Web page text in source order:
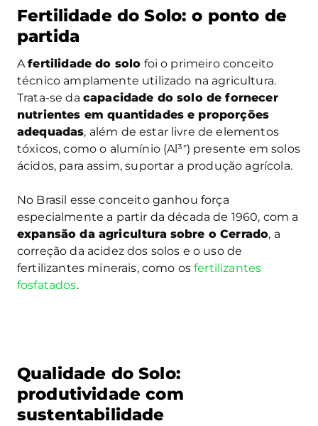
Fertilidade do Solo: o ponto de
partida
Afertilidade do solo foi o primeiro conceito
técnico amplamente utilizado na agricultura.
Trata-se da capacidade do solo de fornecer
nutrientes em quantidades e proporções
adequadas, além de estar livre de elementos
tóxicos, como o alumínio (Al³⁺) presente em solos
ácidos, para assim, suportar a produção agrícola.
No Brasil esse conceito ganhou força
especialmente a partir da década de 1960, com a
expansão da agricultura sobre o Cerrado, a
correção da acidez dos solos e o uso de
fertilizantes minerais, como osfertilizantes
fosfatados.
Qualidade do Solo:
produtividade com
sustentabilidade